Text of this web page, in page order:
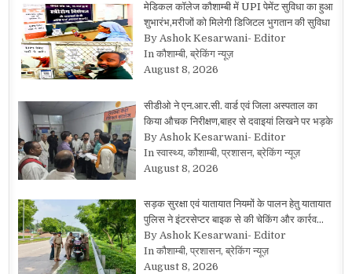
मेडिकल कॉलेज कौशाम्बी में UPI पेमेंट सुविधा का हुआ
शुभारंभ,मरीजों को मिलेगी डिजिटल भुगतान की सुविधा
By Ashok Kesarwani- Editor
In कौशाम्बी, ब्रेकिंग न्यूज़
August 8, 2026
सीडीओ ने एन.आर.सी. वार्ड एवं जिला अस्पताल का
किया औचक निरीक्षण,बाहर से दवाइयां लिखने पर भड़के
By Ashok Kesarwani- Editor
In स्वास्थ्य, कौशाम्बी, प्रशासन, ब्रेकिंग न्यूज़
August 8, 2026
सड़क सुरक्षा एवं यातायात नियमों के पालन हेतु यातायात
पुलिस ने इंटरसेप्टर बाइक से की चेकिंग और कार्रव…
By Ashok Kesarwani- Editor
In कौशाम्बी, प्रशासन, ब्रेकिंग न्यूज़
August 8, 2026